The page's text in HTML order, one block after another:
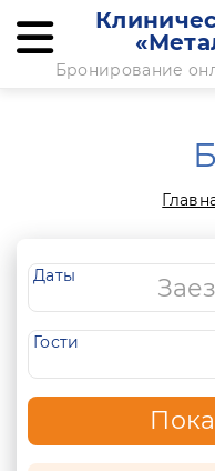
Бронирование
Даты
Гости